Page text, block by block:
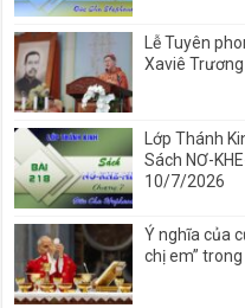
Lễ Tuyên
Xaviê
Lớp Thánh
Sách NƠ-
10/7/2026
Ý nghĩa của
chị em”